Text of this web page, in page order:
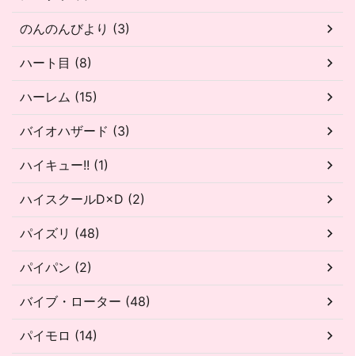
のんのんびより (3)
ハート目 (8)
ハーレム (15)
バイオハザード (3)
ハイキュー!! (1)
ハイスクールD×D (2)
パイズリ (48)
パイパン (2)
バイブ・ローター (48)
パイモロ (14)